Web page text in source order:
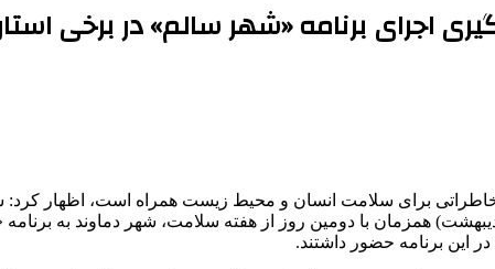
اجرای برنامه «شهر سالم» در برخی
مخاطراتی برای سلامت انسان و محیط زیست همراه است، اظهار
از هفته سلامت سال جاری در نظر گرفته‌ایم. روز سه‌شنبه (۲ اردیبهشت) همزمان با دومین روز از
این برنامه حضور داشتند.